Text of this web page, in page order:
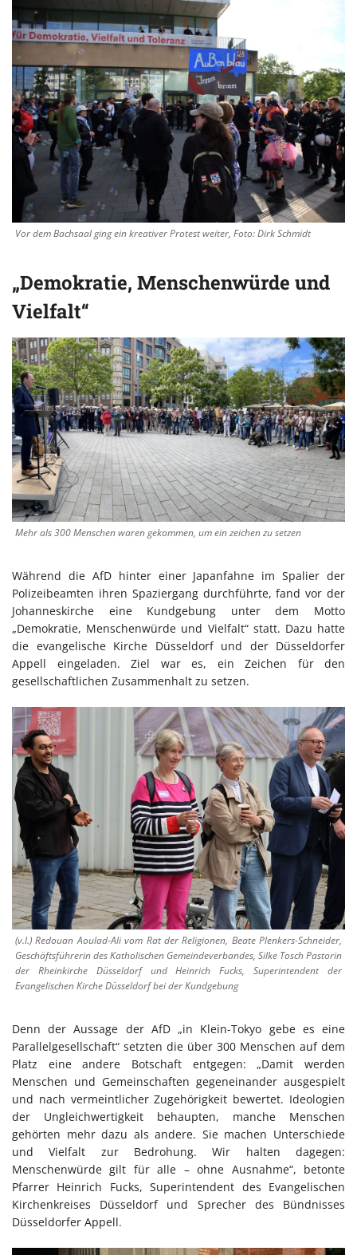
Vor dem Bachsaal ging ein kreativer Protest weiter, Foto: Dirk Schmidt
„Demokratie, Menschenwürde und
Vielfalt“
Mehr als 300 Menschen waren gekommen, um ein zeichen zu setzen
Während die AfD hinter einer Japanfahne im Spalier der
Polizeibeamten ihren Spaziergang durchführte, fand vor der
Johanneskirche eine Kundgebung unter dem Motto
„Demokratie, Menschenwürde und Vielfalt“ statt. Dazu hatte
die evangelische Kirche Düsseldorf und der Düsseldorfer
Appell eingeladen. Ziel war es, ein Zeichen für den
gesellschaftlichen Zusammenhalt zu setzen.
(v.l.) Redouan Aoulad-Ali vom Rat der Religionen, Beate Plenkers-Schneider,
Geschäftsführerin des Katholischen Gemeindeverbandes, Silke Tosch Pastorin
der Rheinkirche Düsseldorf und Heinrich Fucks, Superintendent der
Evangelischen Kirche Düsseldorf bei der Kundgebung
Denn der Aussage der AfD „in Klein-Tokyo gebe es eine
Parallelgesellschaft“ setzten die über 300 Menschen auf dem
Platz eine andere Botschaft entgegen: „Damit werden
Menschen und Gemeinschaften gegeneinander ausgespielt
und nach vermeintlicher Zugehörigkeit bewertet. Ideologien
der Ungleichwertigkeit behaupten, manche Menschen
gehörten mehr dazu als andere. Sie machen Unterschiede
und Vielfalt zur Bedrohung. Wir halten dagegen:
Menschenwürde gilt für alle – ohne Ausnahme“, betonte
Pfarrer Heinrich Fucks, Superintendent des Evangelischen
Kirchenkreises Düsseldorf und Sprecher des Bündnisses
Düsseldorfer Appell.